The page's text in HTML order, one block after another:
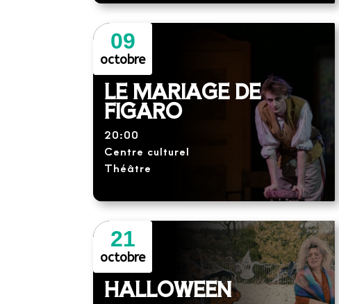
09
octobre
LE MARIAGE DE
FIGARO
20:00
Centre culturel
Théâtre
21
octobre
HALLOWEEN